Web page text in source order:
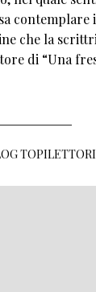
contemplare
che la
di “Una
TOPILETTORI